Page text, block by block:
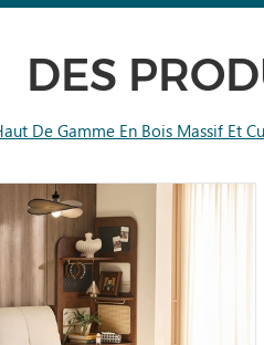
DES
De Gamme En Bois Massif Et